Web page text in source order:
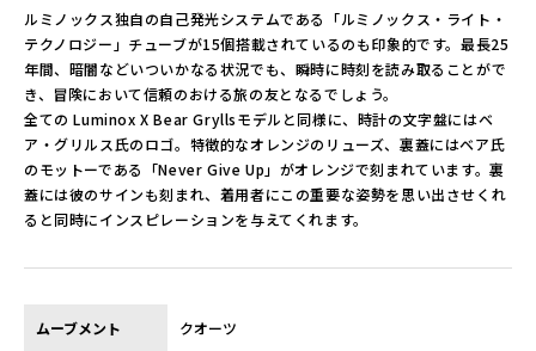
ルミノックス独自の自己発光システムである「ルミノックス・ライト・
テクノロジー」チューブが15個搭載されているのも印象的です。最長25
年間、暗闇などいついかなる状況でも、瞬時に時刻を読み取ることがで
き、冒険において信頼のおける旅の友となるでしょう。
全ての Luminox X Bear Gryllsモデルと同様に、時計の文字盤にはベ
ア・グリルス氏のロゴ。特徴的なオレンジのリューズ、裏蓋にはベア氏
のモットーである「Never Give Up」がオレンジで刻まれています。裏
蓋には彼のサインも刻まれ、着用者にこの重要な姿勢を思い出させくれ
ると同時にインスピレーションを与えてくれます。
ムーブメント クオーツ